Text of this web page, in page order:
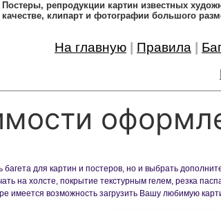
Постеры, pепродукции картин известных
качестве, клипарт и фотографии большого
На главную Правила
для картин и постеров, но и выбрать
на холсте, покрытие текстурным гелем, резка
имеется возможность загрузить Вашу любимую